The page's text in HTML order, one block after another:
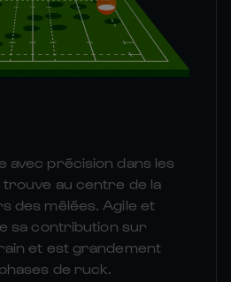
avec précision dans les
trouve au centre de la
des mêlées. Agile et
sa contribution sur
et est grandement
de ruck.